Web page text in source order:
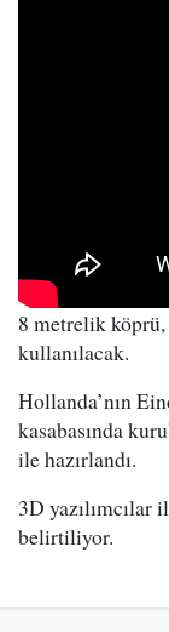
8 metrelik
kullanılacak.
​Hollanda’nın
kasabasında
ile hazırlandı.
3D yazılımcılar
belirtiliyor.